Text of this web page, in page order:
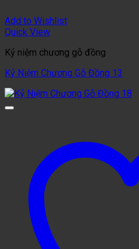
Add to Wishlist
Quick View
Kỷ niệm chương gỗ đồng
Kỷ Niệm Chương Gỗ Đồng 13